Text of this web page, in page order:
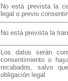
No está prevista la
legal o previo
No está prevista la
Los datos serán
consentimiento o
recabados, salvo
obligación legal.